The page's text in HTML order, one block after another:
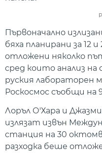
Първоначално
бяха планирани за 12
отложени няколко
сред които анализ
руския лабораторен
Роскосмос съобщи на
Лоръл О'Хара и
излязат извън
станция на 30
разходка беше